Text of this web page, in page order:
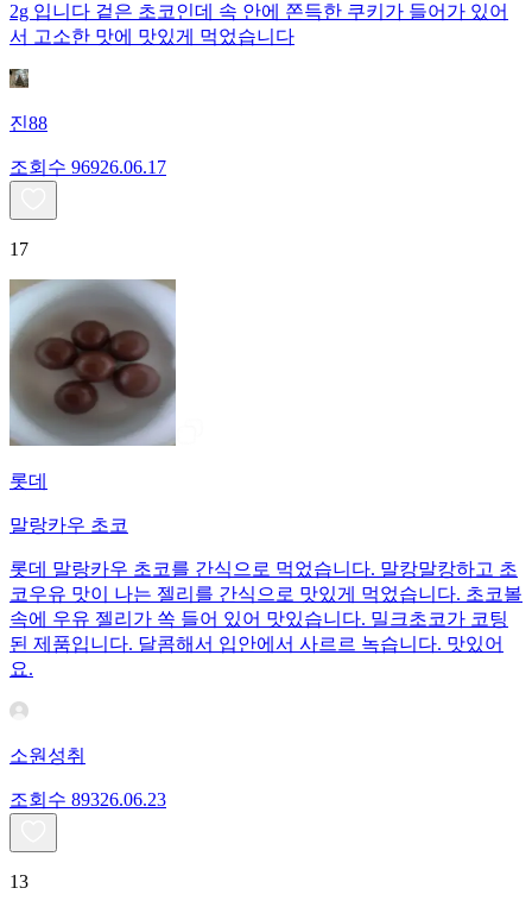
2g 입니다 겉은 초코인데 속 안에 쫀득한 쿠키가 들어가 있어
서 고소한 맛에 맛있게 먹었습니다
진88
조회수 96926.06.17
17
롯데
말랑카우 초코
롯데 말랑카우 초코를 간식으로 먹었습니다. 말캉말캉하고 초
코우유 맛이 나는 젤리를 간식으로 맛있게 먹었습니다. 초코볼
속에 우유 젤리가 쏙 들어 있어 맛있습니다. 밀크초코가 코팅
된 제품입니다. 달콤해서 입안에서 사르르 녹습니다. 맛있어
요.
소원성취
조회수 89326.06.23
13